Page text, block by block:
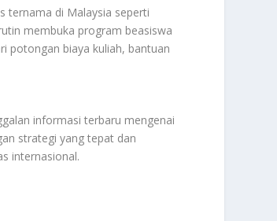
ternama di Malaysia seperti
membuka program beasiswa
potongan biaya kuliah, bantuan
informasi terbaru mengenai
strategi yang tepat dan
internasional.